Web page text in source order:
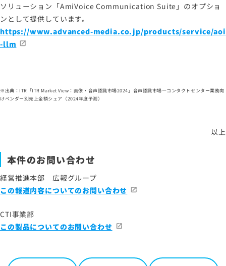
ソリューション「AmiVoice Communication Suite」のオプショ
ンとして提供しています。
https://www.advanced-media.co.jp/products/service/aoi
-llm
※出典：ITR「ITR Market View：画像・音声認識市場2024」音声認識市場―コンタクトセンター業務向
けベンダー別売上金額シェア（2024年度予測）
以上
本件のお問い合わせ
経営推進本部 広報グループ
この報道内容についてのお問い合わせ
CTI事業部
この製品についてのお問い合わせ